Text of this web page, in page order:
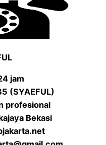
jam
(SYAEFUL)
profesional
Bekasi